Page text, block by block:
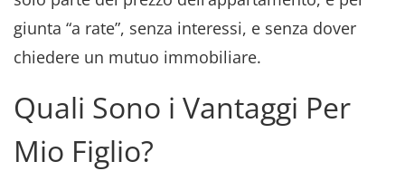
giunta “a rate”, senza interessi, e senza dover
chiedere un mutuo immobiliare.
Quali Sono i Vantaggi Per
Mio Figlio?